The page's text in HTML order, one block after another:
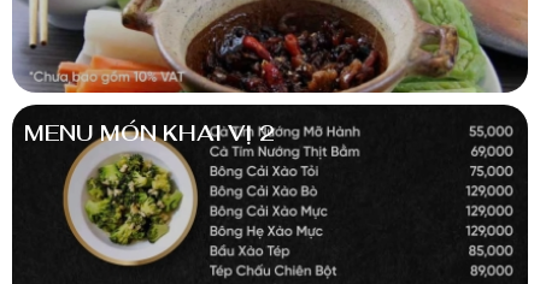
MENU MÓN KHAI VỊ 2